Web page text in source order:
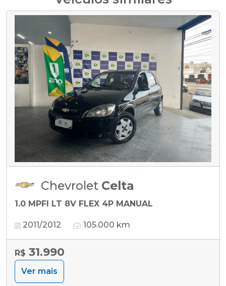
Chevrolet Celta
1.0 MPFI LT 8V FLEX 4P MANUAL
2011/2012 105.000 km
R$ 31.990
Ver mais